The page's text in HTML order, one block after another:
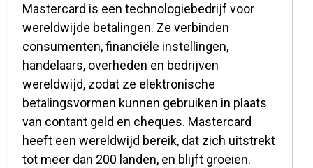
Mastercard is een technologiebedrijf voor
wereldwijde betalingen. Ze verbinden
consumenten, financiële instellingen,
handelaars, overheden en bedrijven
wereldwijd, zodat ze elektronische
betalingsvormen kunnen gebruiken in plaats
van contant geld en cheques. Mastercard
heeft een wereldwijd bereik, dat zich uitstrekt
tot meer dan 200 landen, en blijft groeien.